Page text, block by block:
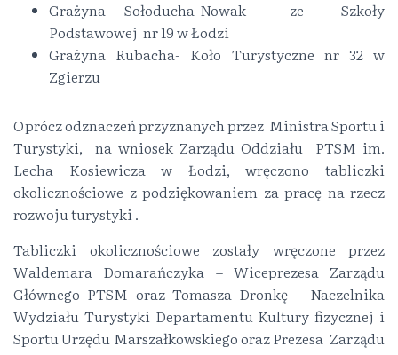
Grażyna Sołoducha-Nowak – ze Szkoły
Podstawowej nr 19 w Łodzi
Grażyna Rubacha- Koło Turystyczne nr 32 w
Zgierzu
Oprócz odznaczeń przyznanych przez Ministra Sportu i
Turystyki, na wniosek Zarządu Oddziału PTSM im.
Lecha Kosiewicza w Łodzi, wręczono tabliczki
okolicznościowe z podziękowaniem za pracę na rzecz
rozwoju turystyki .
Tabliczki okolicznościowe zostały wręczone przez
Waldemara Domarańczyka – Wiceprezesa Zarządu
Głównego PTSM oraz Tomasza Dronkę – Naczelnika
Wydziału Turystyki Departamentu Kultury fizycznej i
Sportu Urzędu Marszałkowskiego oraz Prezesa Zarządu